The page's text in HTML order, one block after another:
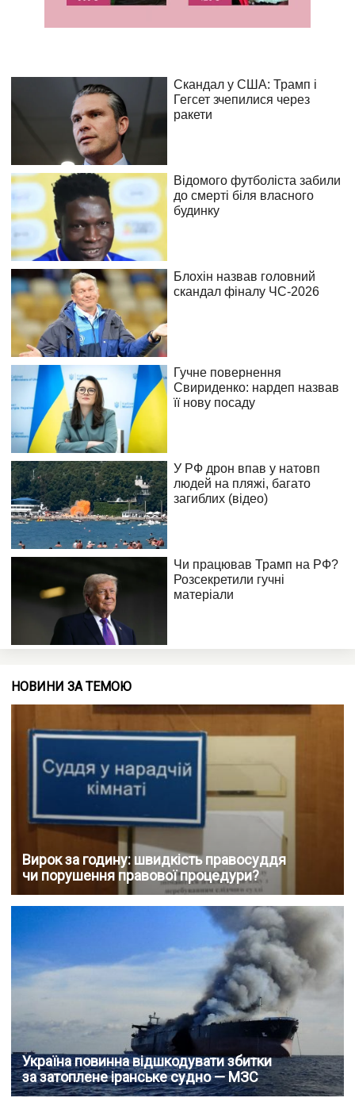
НОВИНИ ЗА ТЕМОЮ
Вирок за годину: швидкість правосуддя
чи порушення правової процедури?
Україна повинна відшкодувати збитки
за затоплене іранське судно — МЗС